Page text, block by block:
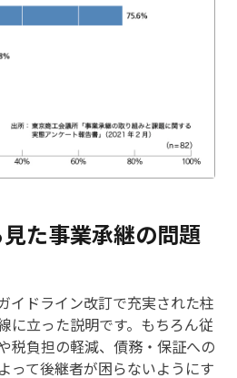
た事業承継の問題
イドライン改訂で充実された柱
に立った説明です。もちろん従
税負担の軽減、債務・保証への
って後継者が困らないようにす